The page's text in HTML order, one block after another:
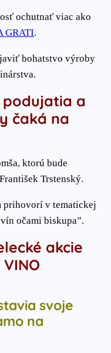
ochutnať viac ako
GRATI.
bohatstvo výroby
a
čaká na
ktorú bude
Trstenský.
prihovorí v tematickej
očami biskupa”.
akcie
svoje
na